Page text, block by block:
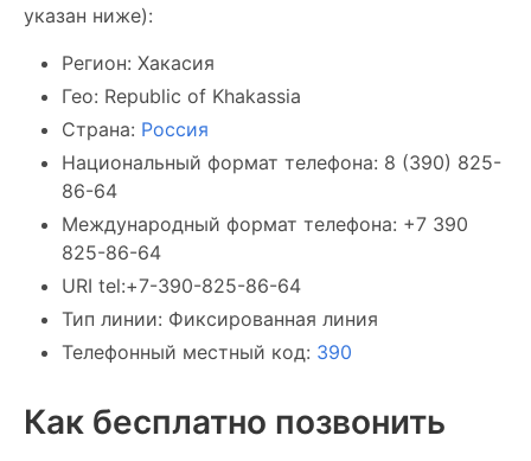
указан ниже):
Регион: Хакасия
Гео: Republic of Khakassia
Страна: Россия
Национальный формат телефона: 8 (390) 825-
86-64
Международный формат телефона: +7 390
825-86-64
URI tel:+7-390-825-86-64
Тип линии: Фиксированная линия
Телефонный местный код: 390
Как бесплатно позвонить